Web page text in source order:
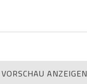
VORSCHAU ANZEIGEN